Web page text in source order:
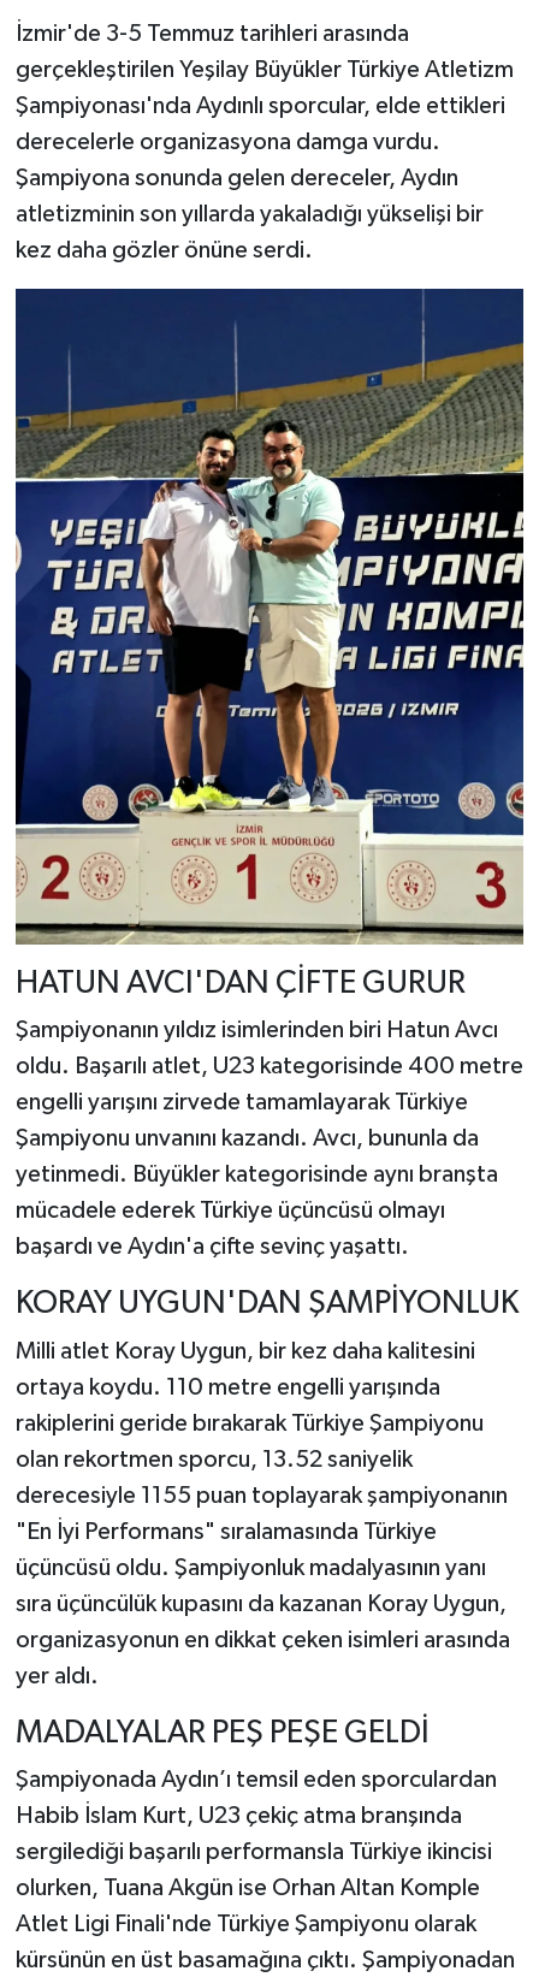
İzmir'de 3-5 Temmuz tarihleri arasında
gerçekleştirilen Yeşilay Büyükler Türkiye Atletizm
Şampiyonası'nda Aydınlı sporcular, elde ettikleri
derecelerle organizasyona damga vurdu.
Şampiyona sonunda gelen dereceler, Aydın
atletizminin son yıllarda yakaladığı yükselişi bir
kez daha gözler önüne serdi.
HATUN AVCI'DAN ÇİFTE GURUR
Şampiyonanın yıldız isimlerinden biri Hatun Avcı
oldu. Başarılı atlet, U23 kategorisinde 400 metre
engelli yarışını zirvede tamamlayarak Türkiye
Şampiyonu unvanını kazandı. Avcı, bununla da
yetinmedi. Büyükler kategorisinde aynı branşta
mücadele ederek Türkiye üçüncüsü olmayı
başardı ve Aydın'a çifte sevinç yaşattı.
KORAY UYGUN'DAN ŞAMPİYONLUK
Milli atlet Koray Uygun, bir kez daha kalitesini
ortaya koydu. 110 metre engelli yarışında
rakiplerini geride bırakarak Türkiye Şampiyonu
olan rekortmen sporcu, 13.52 saniyelik
derecesiyle 1155 puan toplayarak şampiyonanın
"En İyi Performans" sıralamasında Türkiye
üçüncüsü oldu. Şampiyonluk madalyasının yanı
sıra üçüncülük kupasını da kazanan Koray Uygun,
organizasyonun en dikkat çeken isimleri arasında
yer aldı.
MADALYALAR PEŞ PEŞE GELDİ
Şampiyonada Aydın’ı temsil eden sporculardan
Habib İslam Kurt, U23 çekiç atma branşında
sergilediği başarılı performansla Türkiye ikincisi
olurken, Tuana Akgün ise Orhan Altan Komple
Atlet Ligi Finali'nde Türkiye Şampiyonu olarak
kürsünün en üst basamağına çıktı. Şampiyonadan